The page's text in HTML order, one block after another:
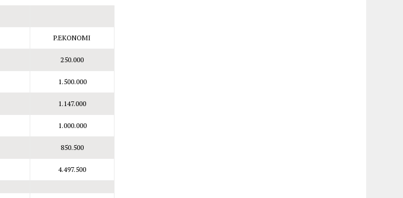
P.EKONOMI
250.000
1.500.000
1.147.000
1.000.000
850.500
4.497.500